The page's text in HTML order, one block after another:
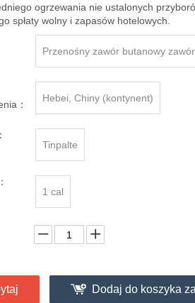
ogrzewania nie ustalonych
spłaty wolny i zapasów hotelowych.
Przenośny zawór butanowy
：
Hebei, Chiny (kontynent)
Tinpalte
1 cal
Dodaj do koszyka